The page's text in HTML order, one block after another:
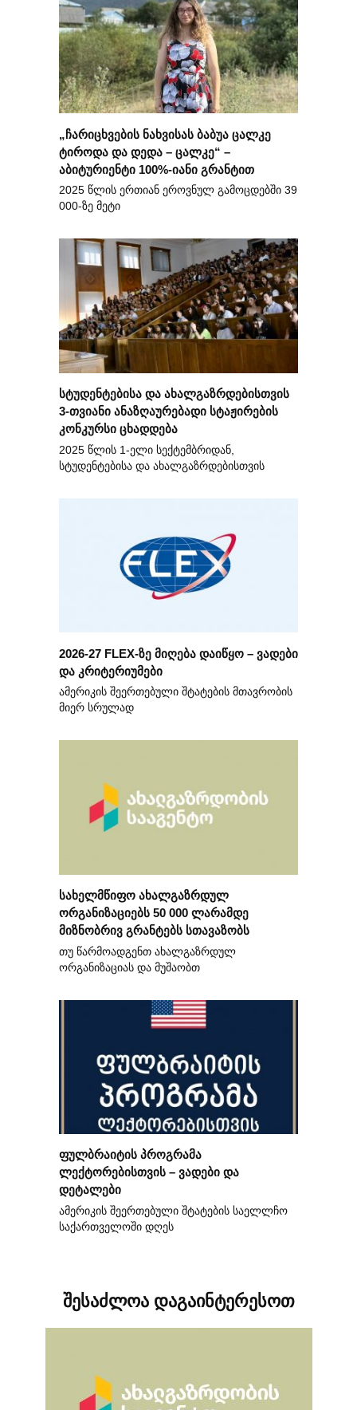
„ჩარიცხვების ნახვისას ბაბუა ცალკე
ტიროდა და დედა – ცალკე“ –
აბიტურიენტი 100%-იანი გრანტით
2025 წლის ერთიან ეროვნულ გამოცდებში 39
000-ზე მეტი
სტუდენტებისა და ახალგაზრდებისთვის
3-თვიანი ანაზღაურებადი სტაჟირების
კონკურსი ცხადდება
2025 წლის 1-ელი სექტემბრიდან,
სტუდენტებისა და ახალგაზრდებისთვის
2026-27 FLEX-ზე მიღება დაიწყო – ვადები
და კრიტერიუმები
ამერიკის შეერთებული შტატების მთავრობის
მიერ სრულად
სახელმწიფო ახალგაზრდულ
ორგანიზაციებს 50 000 ლარამდე
მიზნობრივ გრანტებს სთავაზობს
თუ წარმოადგენთ ახალგაზრდულ
ორგანიზაციას და მუშაობთ
ფულბრაიტის პროგრამა
ლექტორებისთვის – ვადები და
დეტალები
ამერიკის შეერთებული შტატების საელლჩო
საქართველოში დღეს
შესაძლოა დაგაინტერესოთ